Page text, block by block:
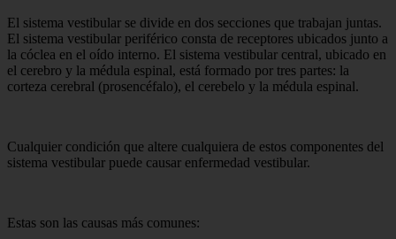
El sistema vestibular se divide en dos secciones que trabajan juntas.
El sistema vestibular periférico consta de receptores ubicados junto a
la cóclea en el oído interno. El sistema vestibular central, ubicado en
el cerebro y la médula espinal, está formado por tres partes: la
corteza cerebral (prosencéfalo), el cerebelo y la médula espinal.
Cualquier condición que altere cualquiera de estos componentes del
sistema vestibular puede causar enfermedad vestibular.
Estas son las causas más comunes: